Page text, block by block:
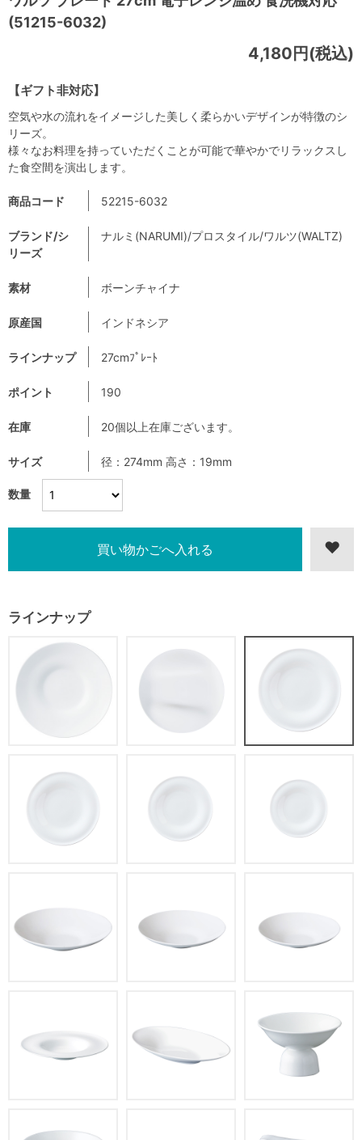
(51215-6032)
【ギフト非対応】
4,180円(税込)
数量
商品コード 52215-6032
ブランド/シ
リーズ
ナルミ(NARUMI)/プロスタイル/ワルツ(WALTZ)
素材 ボーンチャイナ
原産国 インドネシア
ラインナップ 27cmﾌﾟﾚｰﾄ
ポイント 190
在庫 20個以上在庫ございます。
サイズ 径：274mm 高さ：19mm
ラインナップ
空気や水の流れをイメージした美しく柔らかいデザインが特徴のシ
リーズ。
様々なお料理を持っていただくことが可能で華やかでリラックスし
た食空間を演出します。